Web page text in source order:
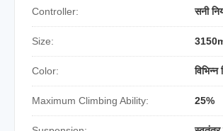
Controller: सनी
Size:
Color:
Maximum Climbing Ability: 25%